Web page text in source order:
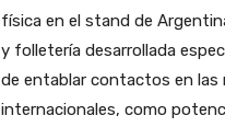
física en el stand de
y folletería desarrollada
de entablar contactos en
internacionales, como